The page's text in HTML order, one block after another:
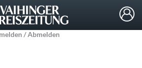
/ Abmelden